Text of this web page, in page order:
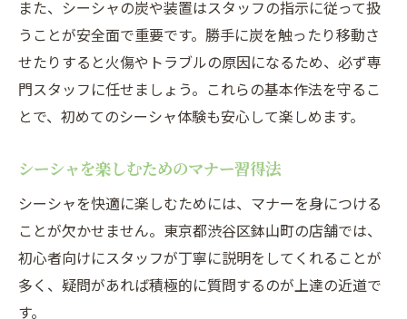
シーシャ空間での配慮と安心の楽しみ方
シーシャ店で快適に過ごすための心得
シーシャ利用時に守りたい配慮ポイント
シーシャ共有時の衛生マナー徹底法
シーシャ利用者が意識したい周囲への配慮
煙の扱い方とシーシャ特有のマナー
シーシャを分かち合う際の注意点
快適な空間を作るシーシャ利用の心構え
雰囲気を壊さないためのシーシャの心得
シーシャを楽しむ場で心がけたい所作
また、シーシャの炭や装置はスタッフの指示に従って扱
うことが安全面で重要です。勝手に炭を触ったり移動さ
せたりすると火傷やトラブルの原因になるため、必ず専
門スタッフに任せましょう。これらの基本作法を守るこ
とで、初めてのシーシャ体験も安心して楽しめます。
シーシャを楽しむためのマナー習得法
シーシャを快適に楽しむためには、マナーを身につける
ことが欠かせません。東京都渋谷区鉢山町の店舗では、
初心者向けにスタッフが丁寧に説明をしてくれることが
多く、疑問があれば積極的に質問するのが上達の近道で
す。